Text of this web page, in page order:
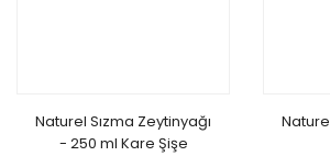
Naturel Sızma Zeytinyağı
- 250 ml Kare Şişe